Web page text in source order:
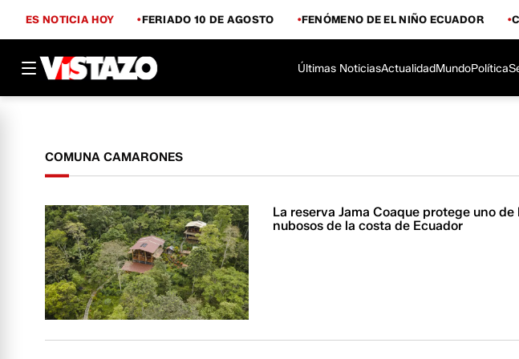
ES NOTICIA HOY FERIADO 10 DE AGOSTO FENÓMENO DE EL NIÑO ECUADOR
Últimas NoticiasActualidadMundoPolítica
COMUNA CAMARONES
La reserva Jama Coaque protege uno
nubosos de la costa de Ecuador